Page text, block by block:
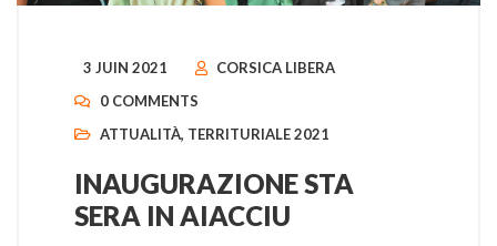
3 JUIN 2021
CORSICA LIBERA
0 COMMENTS
ATTUALITÀ, TERRITURIALE 2021
INAUGURAZIONE STA
SERA IN AIACCIU